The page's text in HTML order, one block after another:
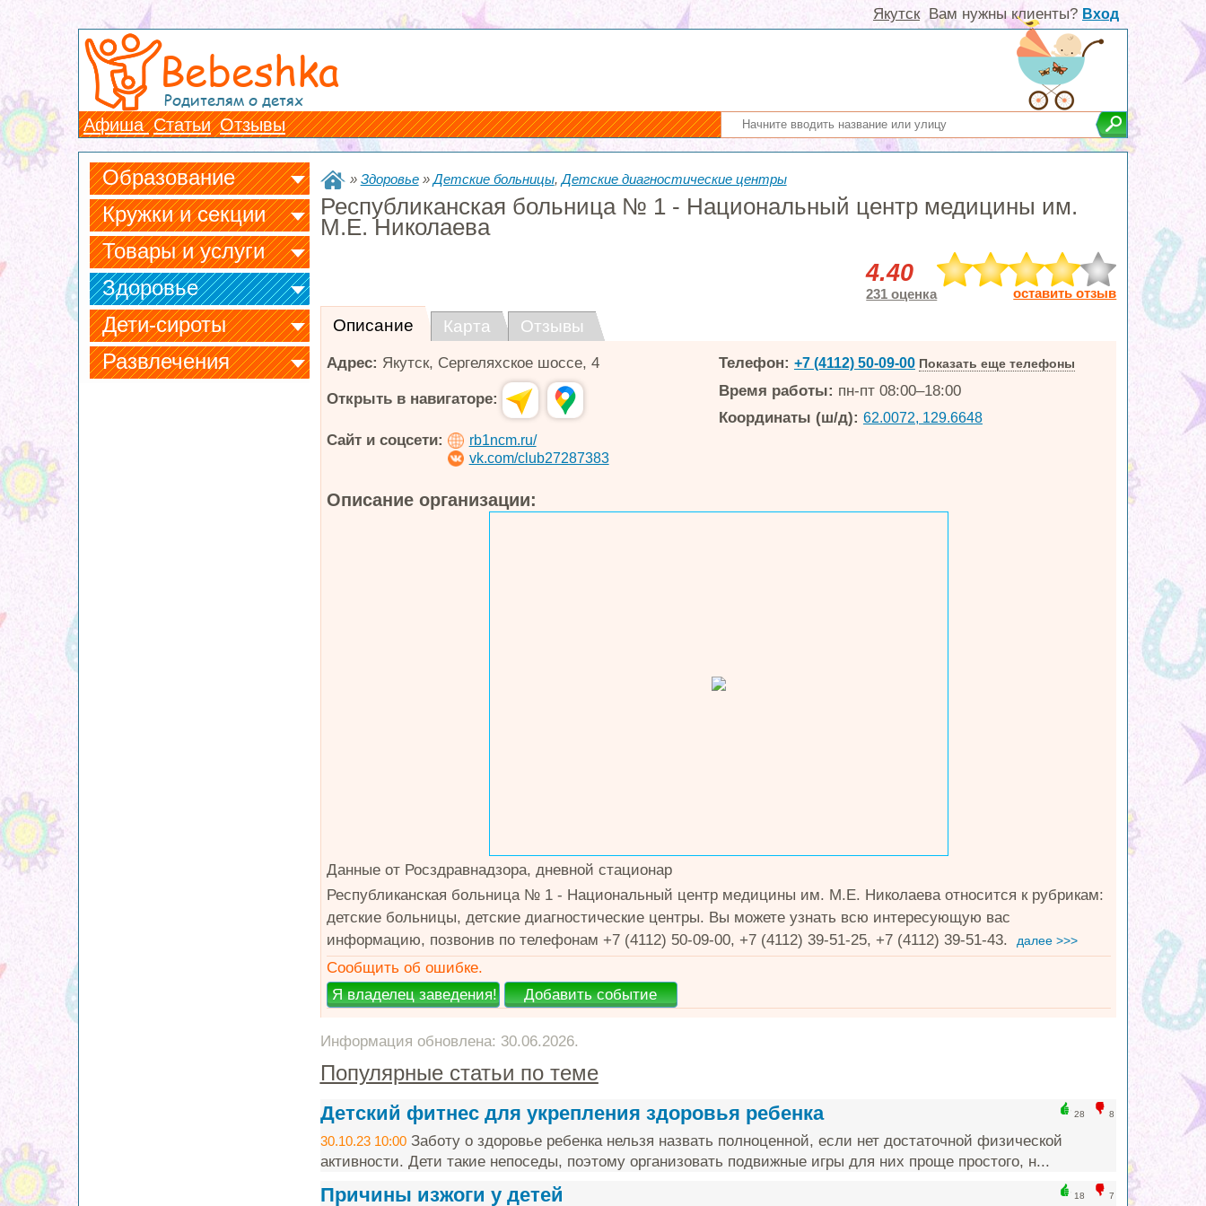
Вам нужны клиенты? Вход
Якутск
Bebeshka
Родителям о детях
Афиша Статьи Отзывы
Образование
Кружки и секции
Товары и услуги
Здоровье
Дети-сироты
Развлечения
» Здоровье»Детские больницы,Детские диагностические центры
Республиканская больница № 1 - Национальный центр медицины им.
М.Е. Николаева
4.40
231 оценка оставить отзыв
Описание Карта Отзывы
Адрес: Якутск, Сергеляхское шоссе, 4
Открыть в навигаторе:
Сайт и соцсети:
rb1ncm.ru/
vk.com/club27287383
Телефон: +7 (4112) 50-09-00 Показать еще телефоны
Время работы: пн-пт 08:00–18:00
Координаты (ш/д): 62.0072, 129.6648
Описание организации:
Данные от Росздравнадзора, дневной стационар
Республиканская больница № 1 - Национальный центр медицины им. М.Е. Николаева относится к рубрикам:
детские больницы, детские диагностические центры. Вы можете узнать всю интересующую вас
информацию, позвонив по телефонам +7 (4112) 50-09-00, +7 (4112) 39-51-25, +7 (4112) 39-51-43.
далее >>>
Сообщить об ошибке.
Информация обновлена: 30.06.2026.
Популярные статьи по теме
28 8
Детский фитнес для укрепления здоровья ребенка
30.10.23 10:00Заботу о здоровье ребенка нельзя назвать полноценной, если нет достаточной физической
активности. Дети такие непоседы, поэтому организовать подвижные игры для них проще простого, н...
18 7
Причины изжоги у детей